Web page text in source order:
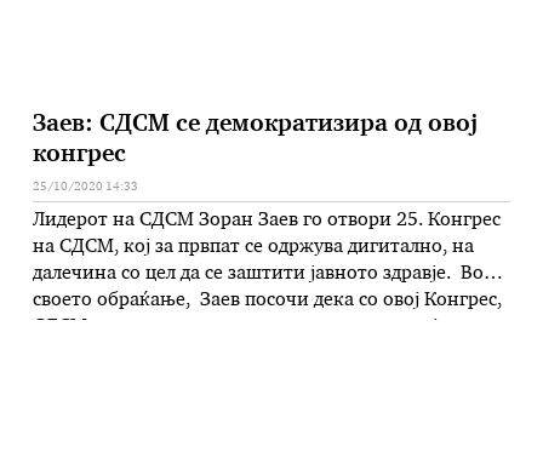
Заев: СДСМ се демократизира од овој
конгрес
25/10/2020 14:33
Лидерот на СДСМ Зоран Заев го отвори 25. Конгрес
на СДСМ, кој за првпат се одржува дигитално, на
далечина со цел да се заштити јавното здравје. Во
своето обраќање, Заев посочи дека со овој Конгрес,